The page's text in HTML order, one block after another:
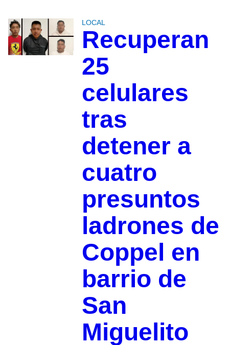
LOCAL
Recuperan
25
celulares
tras
detener a
cuatro
presuntos
ladrones de
Coppel en
barrio de
San
Miguelito